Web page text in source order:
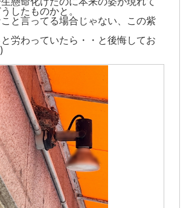
したものかと。
と言ってる場合じゃない、この紫
労わっていたら・・と後悔してお